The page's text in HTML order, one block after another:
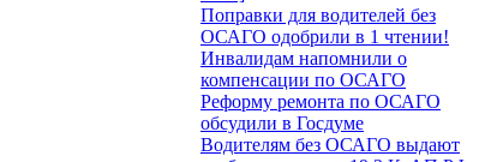
Поправки для водителей без
ОСАГО одобрили в 1 чтении!
Инвалидам напомнили о
компенсации по ОСАГО
Реформу ремонта по ОСАГО
обсудили в Госдуме
Водителям без ОСАГО выдают